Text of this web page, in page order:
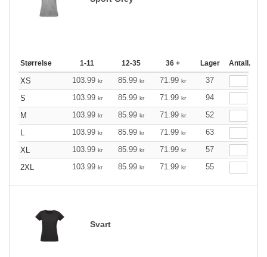
Størrelse 1-11 12-35 36 + Lager Antall.
XS 103.99 kr 85.99 kr 71.99 kr
37
S
103.99 kr 85.99 kr 71.99 kr
94
M
103.99 kr 85.99 kr 71.99 kr
52
L
103.99 kr 85.99 kr 71.99 kr
63
XL
103.99 kr 85.99 kr 71.99 kr
57
2XL
103.99 kr 85.99 kr 71.99 kr 55
Svart